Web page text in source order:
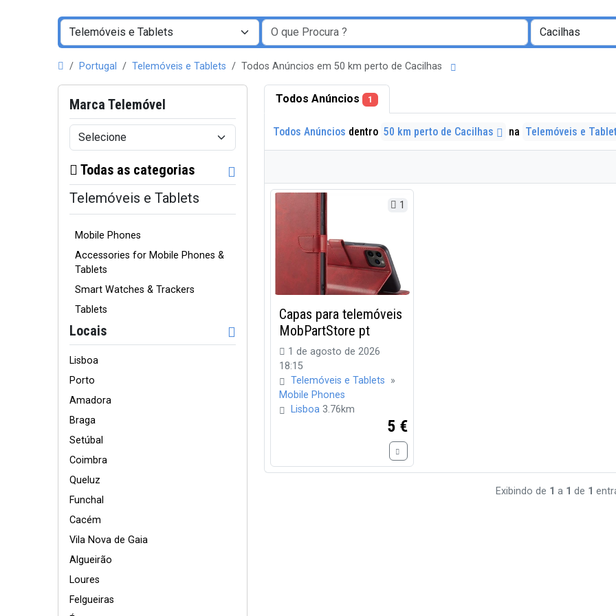
Portugal Telemóveis e Tablets Todos Anúncios em 50 km perto de Cacilhas
Marca Telemóvel
Todas as categorias
Telemóveis e Tablets
Mobile Phones
Accessories for Mobile Phones &
Tablets
Smart Watches & Trackers
Tablets
Locais
Lisboa
Porto
Amadora
Braga
Setúbal
Coimbra
Queluz
Funchal
Cacém
Vila Nova de Gaia
Algueirão
Loures
Felgueiras
Todos Anúncios 1
Todos Anúncios dentro 50 km perto de Cacilhas na Telemóveis e
1
Capas para telemóveis
MobPartStore pt
1 de agosto de 2026
18:15
Telemóveis e Tablets »
Mobile Phones
Lisboa 3.76km
5 €
Exibindo de 1 a 1 de 1